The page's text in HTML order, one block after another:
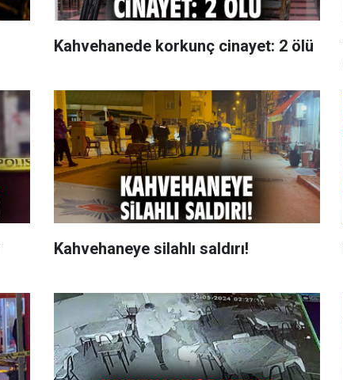
Kahvehanede korkunç cinayet: 2 ölü
Kahvehaneye silahlı saldırı!